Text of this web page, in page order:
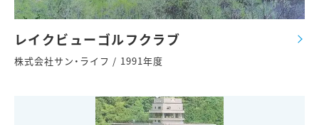
レイクビューゴルフクラブ
株式会社サン・ライフ / 1991年度